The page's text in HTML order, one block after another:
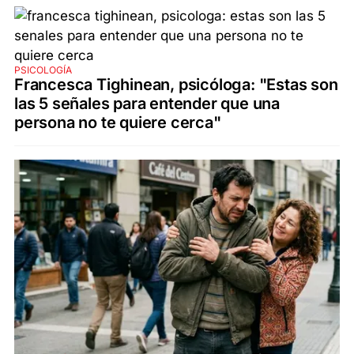
PSICOLOGÍA
Francesca Tighinean, psicóloga: "Estas son
las 5 señales para entender que una
persona no te quiere cerca"